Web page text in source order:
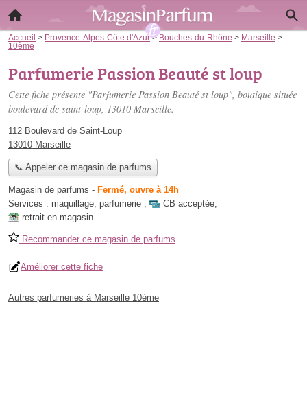
Accueil > Provence-Alpes-Côte d'Azur>Bouches-du-Rhône > Marseille >
10ème
Parfumerie Passion Beauté st loup
Cette fiche présente "Parfumerie Passion Beauté st loup", boutique située
boulevard de saint-loup, 13010 Marseille.
112 Boulevard de Saint-Loup
13010 Marseille
📞 Appeler ce magasin de parfums
Magasin de parfums - Fermé, ouvre à 14h
Services : maquillage, parfumerie , CB acceptée,
retrait en magasin
Recommander ce magasin de parfums
Améliorer cette fiche
Autres parfumeries à Marseille 10ème